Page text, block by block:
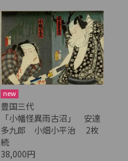
new
豊国三代
「小幡怪異雨古沼」 安達
多九郎 小畑小平治 2枚
続
38,000円